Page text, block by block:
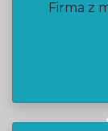
Firma z